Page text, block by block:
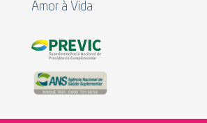
Amor à Vida